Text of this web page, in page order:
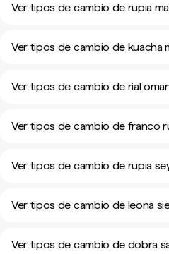
Ver tipos de cambio de rupia
Ver tipos de cambio de kuacha
Ver tipos de cambio de rial
Ver tipos de cambio de franco
Ver tipos de cambio de rupia
Ver tipos de cambio de leona
Ver tipos de cambio de dobra